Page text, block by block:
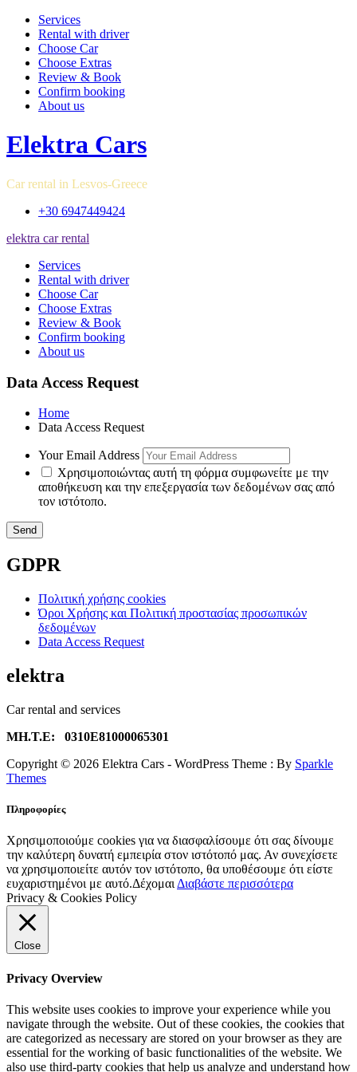
Services
Rental with driver
Choose Car
Choose Extras
Review & Book
Confirm booking
About us
Elektra Cars
Car rental in Lesvos-Greece
+30 6947449424
elektra car rental
Services
Rental with driver
Choose Car
Choose Extras
Review & Book
Confirm booking
About us
Data Access Request
Home
Data Access Request
Your Email Address
Χρησιμοποιώντας αυτή τη φόρμα συμφωνείτε με την
αποθήκευση και την επεξεργασία των δεδομένων σας από
τον ιστότοπο.
GDPR
Πολιτική χρήσης cookies
Όροι Χρήσης και Πολιτική προστασίας προσωπικών
δεδομένων
Data Access Request
elektra
Car rental and services
ΜΗ.Τ.Ε: 0310Ε81000065301
Copyright © 2026 Elektra Cars - WordPress Theme : By Sparkle
Themes
Πληροφορίες
Χρησιμοποιούμε cookies για να διασφαλίσουμε ότι σας δίνουμε
την καλύτερη δυνατή εμπειρία στον ιστότοπό μας. Αν συνεχίσετε
να χρησιμοποιείτε αυτόν τον ιστότοπο, θα υποθέσουμε ότι είστε
ευχαριστημένοι με αυτό.Δέχομαι Διαβάστε περισσότερα
Privacy & Cookies Policy
Close
Privacy Overview
This website uses cookies to improve your experience while you
navigate through the website. Out of these cookies, the cookies that
are categorized as necessary are stored on your browser as they are
essential for the working of basic functionalities of the website. We
also use third-party cookies that help us analyze and understand how